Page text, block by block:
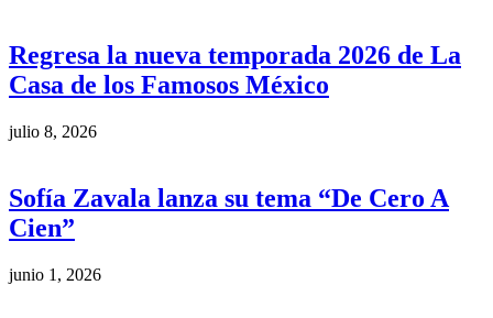
Regresa la nueva temporada 2026 de La
Casa de los Famosos México
julio 8, 2026
Sofía Zavala lanza su tema “De Cero A
Cien”
junio 1, 2026